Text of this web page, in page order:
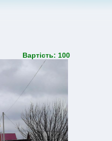
Вартість: 100